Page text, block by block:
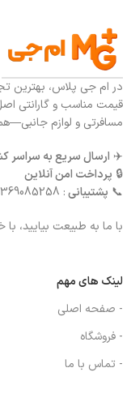
در ام جی پلاس، بهترین
قیمت مناسب و گارانتی
مسافرتی و لوازم
✈️ ارسال سریع به سراسر
🔒 پرداخت امن آنلاین
📞 پشتیبانی: 09369085258 | 09393198490
با ما به طبیعت بیایید،
لینک های مهم
- صفحه اصلی
- فروشگاه
- تماس با ما